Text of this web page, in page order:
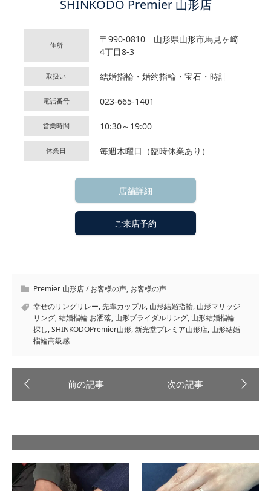
SHINKODO Premier 山形店
住所
〒990-0810 山形県山形市馬見ヶ崎
4丁目8-3
取扱い 結婚指輪・婚約指輪・宝石・時計
電話番号 023-665-1401
営業時間 10:30～19:00
休業日 毎週木曜日（臨時休業あり）
店舗詳細
ご来店予約
Premier 山形店 / お客様の声, お客様の声
幸せのリングリレー, 先輩カップル, 山形結婚指輪, 山形マリッジ
リング,結婚指輪 お洒落, 山形ブライダルリング, 山形結婚指輪
探し,SHINKODOPremier山形,新光堂プレミア山形店, 山形結婚
指輪高級感